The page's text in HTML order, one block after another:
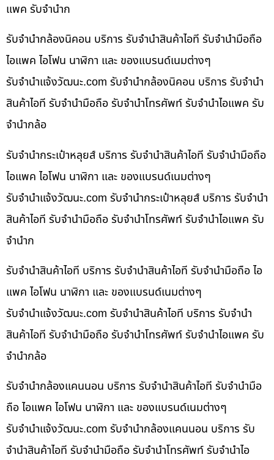
แพค รับจำนำก
รับจำนำกล้องนิคอน บริการ รับจำนำสินค้าไอที รับจำนำมือถือ
ไอแพค ไอโฟน นาฬิกา และ ของแบรนด์เนมต่างๆ
รับจํานําแจ้งวัฒนะ.com รับจำนำกล้องนิคอน บริการ รับจำนำ
สินค้าไอที รับจำนำมือถือ รับจำนำโทรศัพท์ รับจำนำไอแพค รับ
จำนำกล้อ
รับจำนำกระเป๋าหลุยส์ บริการ รับจำนำสินค้าไอที รับจำนำมือถือ
ไอแพค ไอโฟน นาฬิกา และ ของแบรนด์เนมต่างๆ
รับจํานําแจ้งวัฒนะ.com รับจำนำกระเป๋าหลุยส์ บริการ รับจำนำ
สินค้าไอที รับจำนำมือถือ รับจำนำโทรศัพท์ รับจำนำไอแพค รับ
จำนำก
รับจำนำสินค้าไอที บริการ รับจำนำสินค้าไอที รับจำนำมือถือ ไอ
แพค ไอโฟน นาฬิกา และ ของแบรนด์เนมต่างๆ
รับจํานําแจ้งวัฒนะ.com รับจำนำสินค้าไอที บริการ รับจำนำ
สินค้าไอที รับจำนำมือถือ รับจำนำโทรศัพท์ รับจำนำไอแพค รับ
จำนำกล้อ
รับจำนำกล้องแคนนอน บริการ รับจำนำสินค้าไอที รับจำนำมือ
ถือ ไอแพค ไอโฟน นาฬิกา และ ของแบรนด์เนมต่างๆ
รับจํานําแจ้งวัฒนะ.com รับจำนำกล้องแคนนอน บริการ รับ
จำนำสินค้าไอที รับจำนำมือถือ รับจำนำโทรศัพท์ รับจำนำไอ